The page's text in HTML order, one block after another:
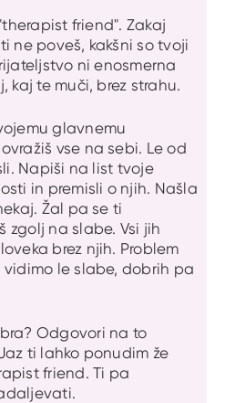
friend". Zakaj
ne poveš, kakšni so tvoji
ni enosmerna
kaj te muči, brez strahu.
glavnemu
vse na sebi. Le od
Napiši na list tvoje
in premisli o njih. Našla
Žal pa se ti
zgolj na slabe. Vsi jih
brez njih. Problem
vidimo le slabe, dobrih pa
Odgovori na to
ti lahko ponudim že
friend. Ti pa